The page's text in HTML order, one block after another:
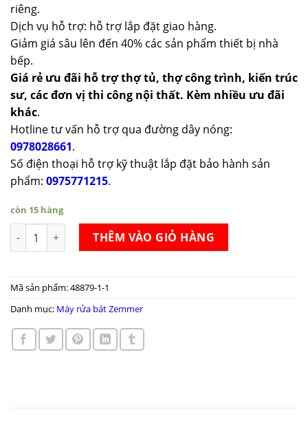
riêng.
Dịch vụ hỗ trợ: hỗ trợ lắp đặt giao hàng.
Giảm giá sâu lên đến 40% các sản phẩm thiết bị nhà
bếp.
Giá rẻ ưu đãi hỗ trợ thợ tủ, thợ công trình, kiến trúc
sư, các đơn vị thi công nội thất. Kèm nhiều ưu đãi
khác.
Hotline tư vấn hỗ trợ qua đường dây nóng:
0978028661.
Số điện thoại hỗ trợ kỹ thuật lắp đặt bảo hành sản
phẩm: 0975771215.
còn 15 hàng
Máy rửa bát Zemmer DWZ950IB số lượng
THÊM VÀO GIỎ HÀNG
Mã sản phẩm:48879-1-1
Danh mục: Máy rửa bát Zemmer